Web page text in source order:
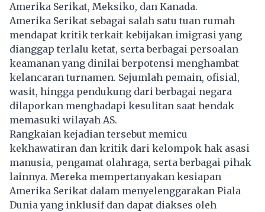
Amerika Serikat, Meksiko, dan Kanada.
Amerika Serikat sebagai salah satu tuan rumah
mendapat kritik terkait kebijakan imigrasi yang
dianggap terlalu ketat, serta berbagai persoalan
keamanan yang dinilai berpotensi menghambat
kelancaran turnamen. Sejumlah pemain, ofisial,
wasit, hingga pendukung dari berbagai negara
dilaporkan menghadapi kesulitan saat hendak
memasuki wilayah AS.
Rangkaian kejadian tersebut memicu
kekhawatiran dan kritik dari kelompok hak asasi
manusia, pengamat olahraga, serta berbagai pihak
lainnya. Mereka mempertanyakan kesiapan
Amerika Serikat dalam menyelenggarakan Piala
Dunia yang inklusif dan dapat diakses oleh